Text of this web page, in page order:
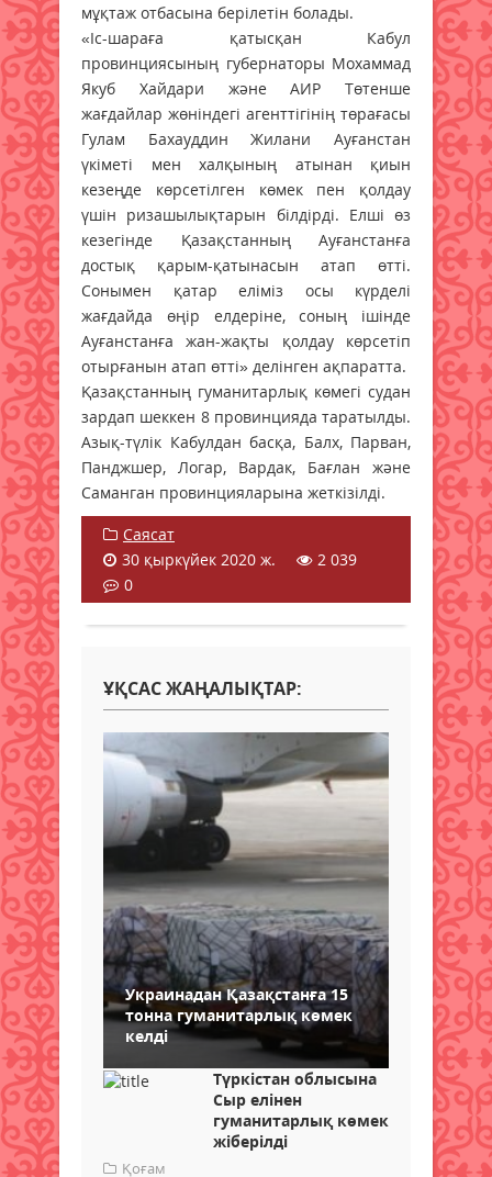
мұқтаж отбасына берілетін болады.
«Іс-шараға қатысқан Кабул
провинциясының губернаторы Мохаммад
Якуб Хайдари және АИР Төтенше
жағдайлар жөніндегі агенттігінің төрағасы
Гулам Бахауддин Жилани Ауғанстан
үкіметі мен халқының атынан қиын
кезеңде көрсетілген көмек пен қолдау
үшін ризашылықтарын білдірді. Елші өз
кезегінде Қазақстанның Ауғанстанға
достық қарым-қатынасын атап өтті.
Сонымен қатар еліміз осы күрделі
жағдайда өңір елдеріне, соның ішінде
Ауғанстанға жан-жақты қолдау көрсетіп
отырғанын атап өтті» делінген ақпаратта.
Қазақстанның гуманитарлық көмегі судан
зардап шеккен 8 провинцияда таратылды.
Азық-түлік Кабулдан басқа, Балх, Парван,
Панджшер, Логар, Вардак, Бағлан және
Саманган провинцияларына жеткізілді.
Саясат
30 қыркүйек 2020 ж.
2 039
0
ҰҚСАС ЖАҢАЛЫҚТАР:
Украинадан Қазақстанға 15
тонна гуманитарлық көмек
келді
Түркістан облысына
Сыр елінен
гуманитарлық көмек
жіберілді
Қоғам